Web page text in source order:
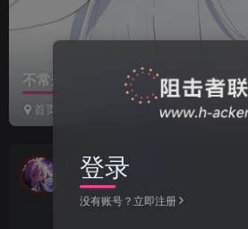
不常规的xss
首页 正文
Phantom
2年前发布
登录
没有账号？立即注册